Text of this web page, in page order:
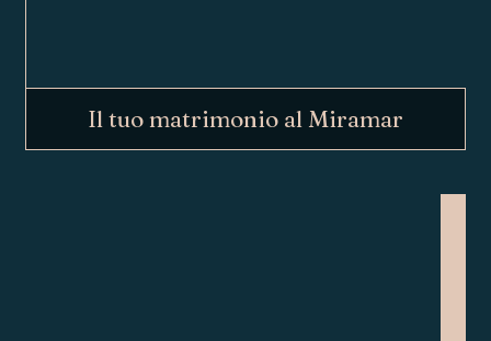
Il tuo matrimonio al Miramar